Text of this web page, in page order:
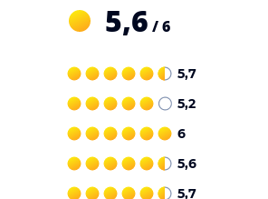
5,6 / 6
5,7
5,2
6
5,6
5,7